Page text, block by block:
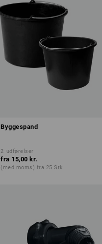
Byggespand
2 udførelser
fra 15,00 kr.
(med moms) fra 25 Stk.